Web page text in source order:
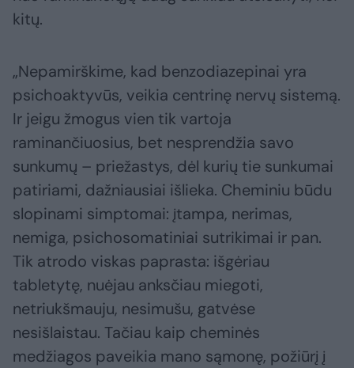
kitų.
„Nepamirškime, kad benzodiazepinai yra
psichoaktyvūs, veikia centrinę nervų sistemą.
Ir jeigu žmogus vien tik vartoja
raminančiuosius, bet nesprendžia savo
sunkumų – priežastys, dėl kurių tie sunkumai
patiriami, dažniausiai išlieka. Cheminiu būdu
slopinami simptomai: įtampa, nerimas,
nemiga, psichosomatiniai sutrikimai ir pan.
Tik atrodo viskas paprasta: išgėriau
tabletytę, nuėjau anksčiau miegoti,
netriukšmauju, nesimušu, gatvėse
nesišlaistau. Tačiau kaip cheminės
medžiagos paveikia mano sąmonę, požiūrį į